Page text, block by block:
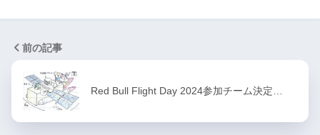
前の記事
Red Bull Flight Day 2024参加チーム決定…